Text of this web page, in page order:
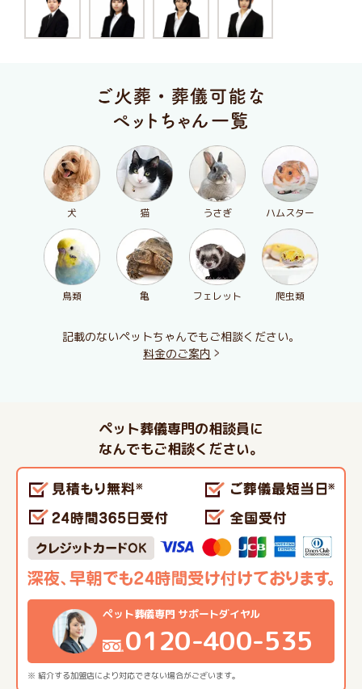
犬 猫 うさぎ ハムスター
鳥類 亀 フェレット 爬虫類
記載のないペットちゃんでもご相談ください。
料金のご案内
ペット葬儀専門の相談員に
なんでもご相談ください。
※ 紹介する加盟店により対応できない場合がございます。
ペット葬儀専門 サポートダイヤル
0120-400-535